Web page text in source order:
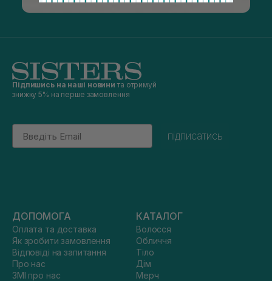
Підпишись на наші новини та отримуй
знижку 5% на перше замовлення
Email
підписатись
ДОПОМОГА
Оплата та доставка
Як зробити замовлення
Відповіді на запитання
Про нас
ЗМІ про нас
КАТАЛОГ
Волосся
Обличчя
Тіло
Дім
Мерч